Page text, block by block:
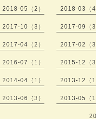
2018-05（2） 2018-03（4
2017-10（3） 2017-09（3
2017-04（2） 2017-02（3
2016-07（1） 2015-12（3
2014-04（1） 2013-12（1
2013-06（3） 2013-05（1